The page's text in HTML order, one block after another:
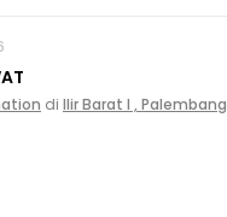
di Ilir Barat I , Palembang